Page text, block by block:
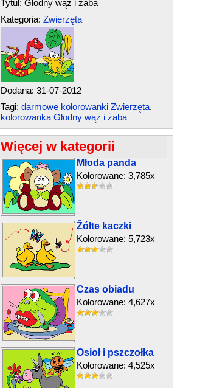
Tytul: Głodny wąż i żaba
Kategoria: Zwierzęta
Dodana: 31-07-2012
Tagi: darmowe kolorowanki Zwierzęta,
kolorowanka Głodny wąż i żaba
Więcej w kategorii
Młoda panda
Kolorowane: 3,785x
Žółte kaczki
Kolorowane: 5,723x
Czas obiadu
Kolorowane: 4,627x
Osioł i pszczołka
Kolorowane: 4,525x